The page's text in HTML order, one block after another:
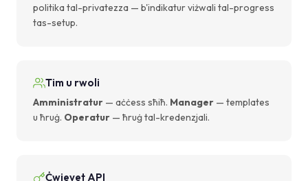
politika tal-privatezza — b'indikatur viżwali tal-progress
tas-setup.
Tim u rwoli
Amministratur — aċċess sħiħ. Manager — templates
u ħruġ. Operatur — ħruġ tal-kredenzjali.
Ċwievet API